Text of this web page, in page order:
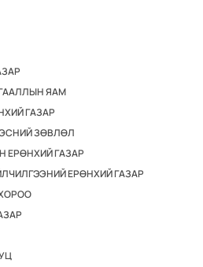
ЯАМ
ГАЗАР
ЗӨВЛӨЛ
ЕРӨНХИЙ ГАЗАР
ЕРӨНХИЙ ГАЗАР